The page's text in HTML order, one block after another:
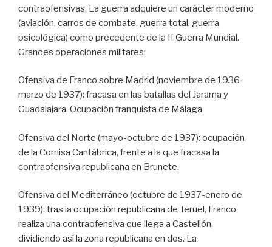
contraofensivas. La guerra adquiere un carácter moderno
(aviación, carros de combate, guerra total, guerra
psicológica) como precedente de la II Guerra Mundial.
Grandes operaciones militares:
Ofensiva de Franco sobre Madrid (noviembre de 1936-
marzo de 1937): fracasa en las batallas del Jarama y
Guadalajara. Ocupación franquista de Málaga
Ofensiva del Norte (mayo-octubre de 1937): ocupación
de la Cornisa Cantábrica, frente a la que fracasa la
contraofensiva republicana en Brunete.
Ofensiva del Mediterráneo (octubre de 1937-enero de
1939): tras la ocupación republicana de Teruel, Franco
realiza una contraofensiva que llega a Castellón,
dividiendo así la zona republicana en dos. La